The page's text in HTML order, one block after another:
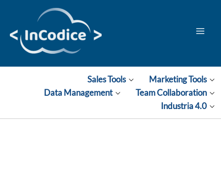
contenuto
Sales Tools
Marketing Tools
Data Management
Team Collaboration
Industria 4.0